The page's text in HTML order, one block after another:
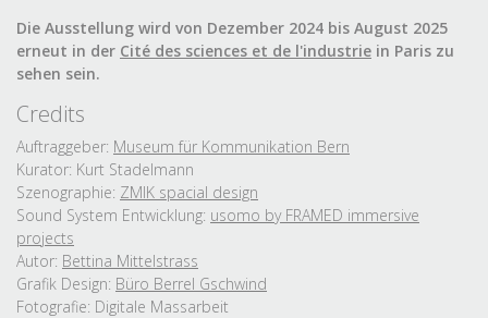
Die Ausstellung wird von Dezember 2024 bis August 2025
erneut in der Cité des sciences et de l'industrie in Paris zu
sehen sein.
Credits
Auftraggeber: Museum für Kommunikation Bern
Kurator: Kurt Stadelmann
Szenographie: ZMIK spacial design
Sound System Entwicklung: usomo by FRAMED immersive
projects
Autor: Bettina Mittelstrass
Grafik Design: Büro Berrel Gschwind
Fotografie: Digitale Massarbeit